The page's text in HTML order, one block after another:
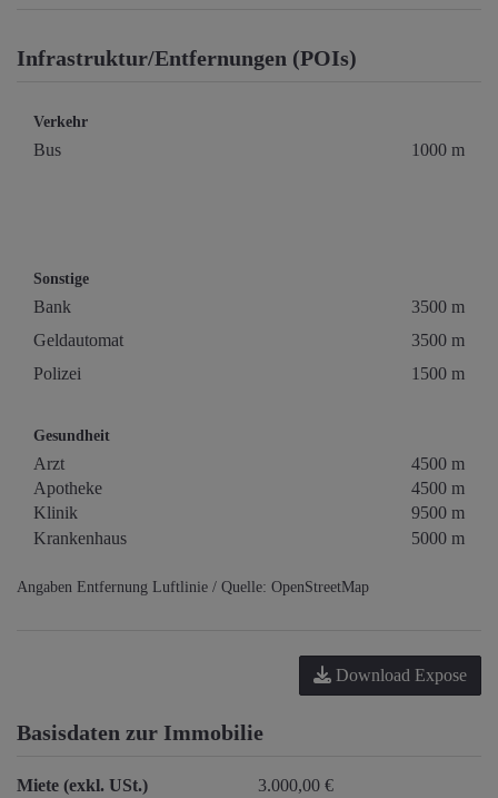
Infrastruktur/Entfernungen (POIs)
Verkehr
Bus 1000 m
Sonstige
Bank
3500 m
Geldautomat
3500 m
Polizei
1500 m
Gesundheit
Arzt
4500 m
Apotheke
4500 m
Klinik
9500 m
Krankenhaus
5000 m
Angaben Entfernung Luftlinie / Quelle: OpenStreetMap
Download Expose
Basisdaten zur Immobilie
Miete (exkl. USt.) 3.000,00 €